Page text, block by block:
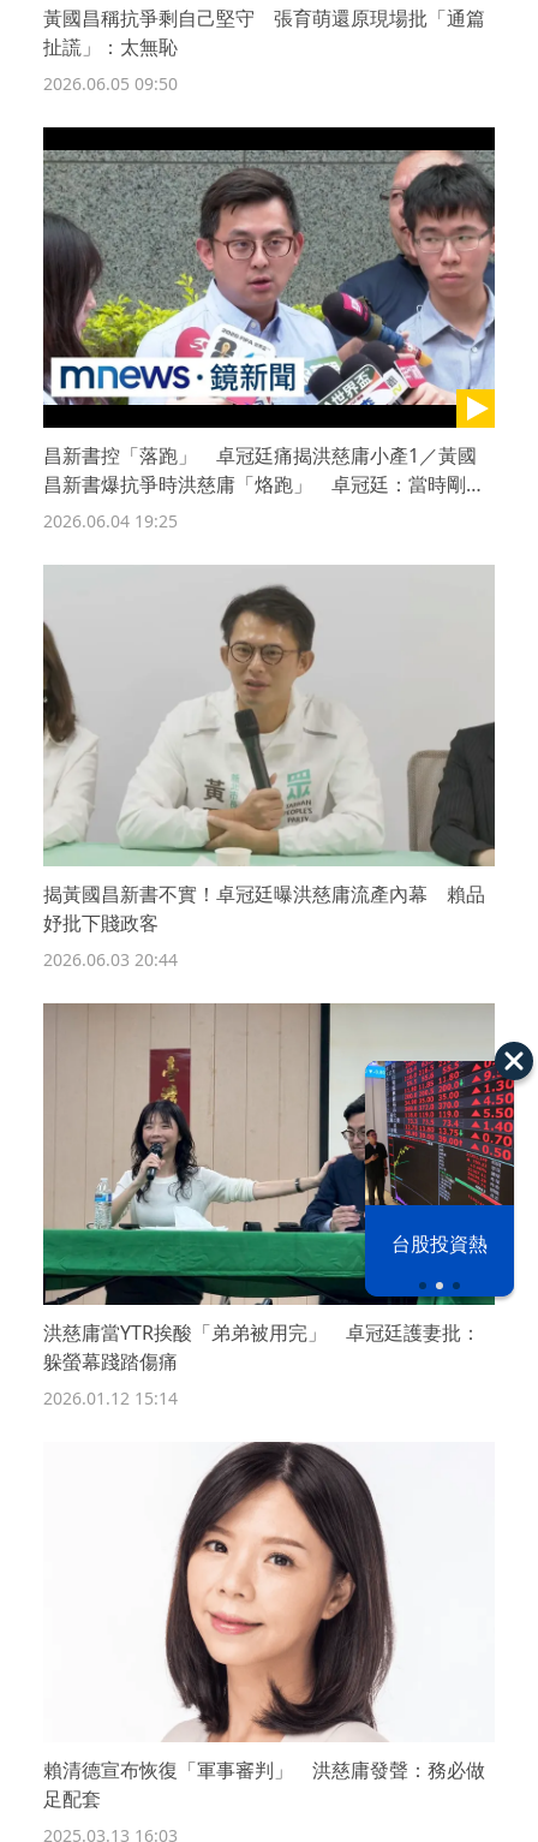
以色列 穹頂
台股投資熱
黃國昌稱抗爭剩自己堅守 張育萌還原現場批「通篇
扯謊」：太無恥
2026.06.05 09:50
昌新書控「落跑」 卓冠廷痛揭洪慈庸小產1／黃國
昌新書爆抗爭時洪慈庸「烙跑」 卓冠廷：當時剛流
產
2026.06.04 19:25
揭黃國昌新書不實！卓冠廷曝洪慈庸流產內幕 賴品
妤批下賤政客
2026.06.03 20:44
洪慈庸當YTR挨酸「弟弟被用完」 卓冠廷護妻批：
躲螢幕踐踏傷痛
2026.01.12 15:14
賴清德宣布恢復「軍事審判」 洪慈庸發聲：務必做
足配套
2025.03.13 16:03